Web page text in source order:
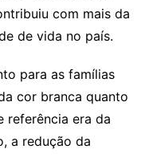
com mais da
de vida no país.
para as famílias
cor branca quanto
referência era da
a redução da